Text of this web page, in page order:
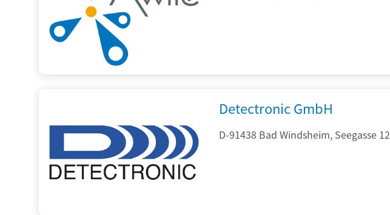
Detectronic GmbH
D-91438 Bad Windsheim, Seegasse 12